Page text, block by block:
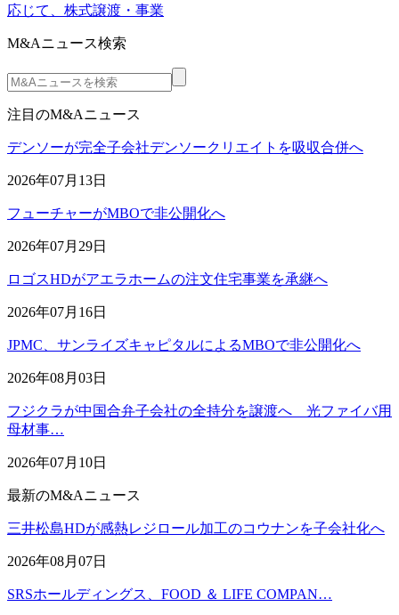
応じて、株式譲渡・事業
M&Aニュース検索
注目のM&Aニュース
デンソーが完全子会社デンソークリエイトを吸収合併へ
2026年07月13日
フューチャーがMBOで非公開化へ
2026年07月29日
ロゴスHDがアエラホームの注文住宅事業を承継へ
2026年07月16日
JPMC、サンライズキャピタルによるMBOで非公開化へ
2026年08月03日
フジクラが中国合弁子会社の全持分を譲渡へ 光ファイバ用
母材事…
2026年07月10日
最新のM&Aニュース
三井松島HDが感熱レジロール加工のコウナンを子会社化へ
2026年08月07日
SRSホールディングス、FOOD ＆ LIFE COMPAN…